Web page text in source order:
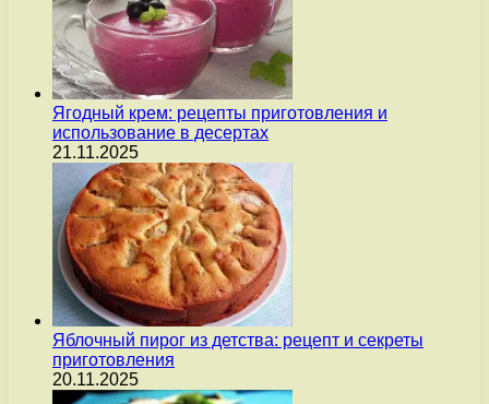
Ягодный крем: рецепты приготовления и
использование в десертах
21.11.2025
Яблочный пирог из детства: рецепт и секреты
приготовления
20.11.2025